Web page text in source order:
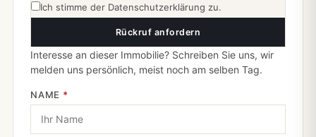
Ich stimme der Datenschutzerklärung zu.
Rückruf anfordern
Interesse an dieser Immobilie? Schreiben Sie uns, wir
melden uns persönlich, meist noch am selben Tag.
NAME *